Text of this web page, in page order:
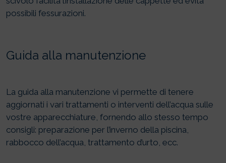
possibili fessurazioni.
Guida alla manutenzione
La guida alla manutenzione vi permette di tenere
aggiornati i vari trattamenti o interventi dell’acqua sulle
vostre apparecchiature, fornendo allo stesso tempo
consigli: preparazione per l’inverno della piscina,
rabbocco dell’acqua, trattamento d’urto, ecc.